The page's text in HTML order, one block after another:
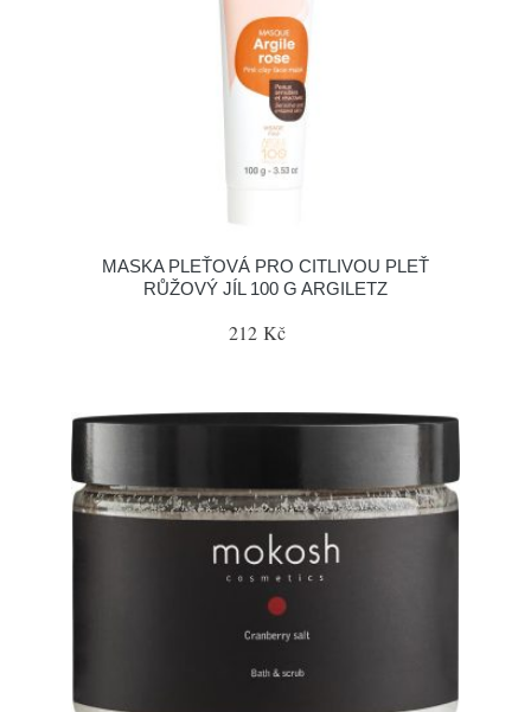
MASKA PLEŤOVÁ PRO CITLIVOU PLEŤ
RŮŽOVÝ JÍL 100 G ARGILETZ
212 Kč